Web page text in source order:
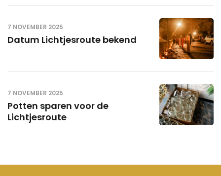
7 NOVEMBER 2025
Datum Lichtjesroute bekend
7 NOVEMBER 2025
Potten sparen voor de
Lichtjesroute